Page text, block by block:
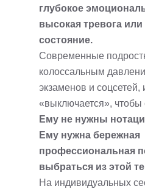
глубокое
высокая тревога
состояние.
Современные
колоссальным
экзаменов и соцсетей,
«выключается», чтобы
Ему не нужны
Ему нужна бережная
профессиональная
выбраться из этой
На индивидуальных